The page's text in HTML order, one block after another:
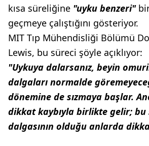
kısa süreliğine "uyku benzeri"
geçmeye çalıştığını gösteriyor.
MIT Tıp Mühendisliği Bölümü
Lewis, bu süreci şöyle açıklıyor:
"Uykuya dalarsanız, beyin
dalgaları normalde
dönemine de sızmaya başlar.
dikkat kaybıyla birlikte gelir; bu
dalgasının olduğu anlarda